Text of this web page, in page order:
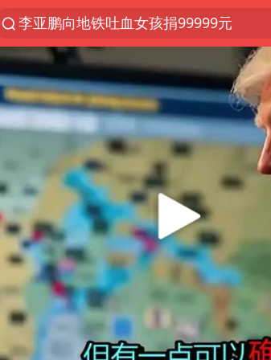
李亚鹏向地铁吐血女孩捐99999元
服务提质，内需扩容有保障
周杰伦方辟谣“私生子”传闻
逃犯看演唱会 刚出地铁就被逮住
台风白海豚可能在浙江登陆
因凡蒂诺首次公开道歉
41岁女子为鼓励女儿考上985研究生
38岁山东财大教授刘海明逝世
《Monica》填词人黎彼得去世
人贩子“梅姨”真名谢家梅
“银行午休1.5小时”留个窗口行不行